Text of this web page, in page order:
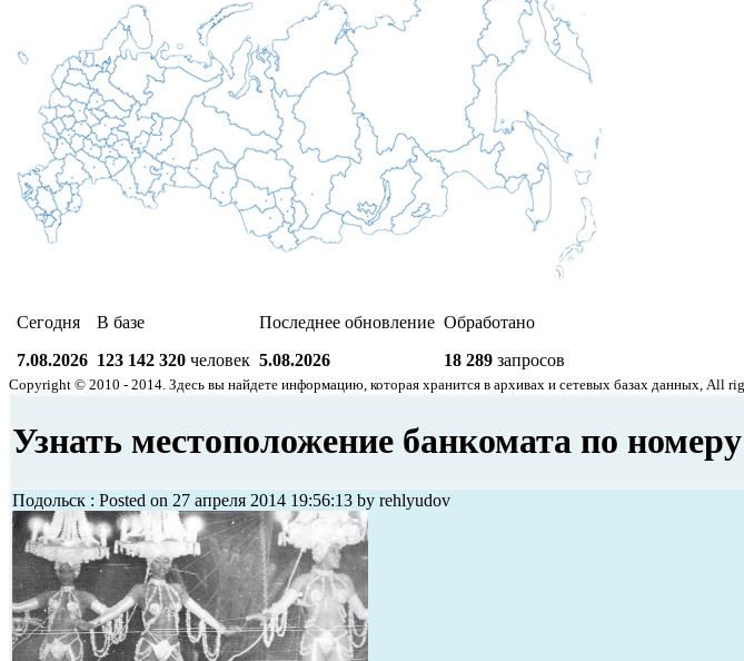
Сегодня
7.08.2026
В базе
123 142 320 человек
Последнее обновление
5.08.2026
Обработано
18 289 запросов
Copyright © 2010 - 2014. Здесь вы найдете информацию, которая хранится в архивах и сетевых базах данных, All
Узнать местоположение банкомата по номеру
Подольск : Posted on 27 апреля 2014 19:56:13 by rehlyudov